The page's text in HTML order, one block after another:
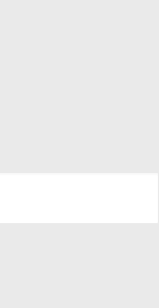
a Londra,
Royal